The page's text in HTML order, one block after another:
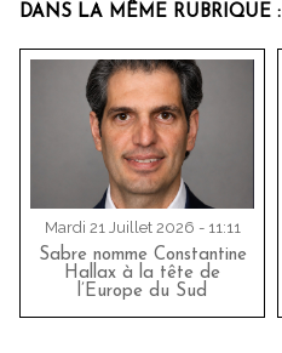
DANS LA MÊME RUBRIQUE :
Mardi 21 Juillet 2026 - 11:11
Sabre nomme Constantine
Hallax à la tête de
l’Europe du Sud